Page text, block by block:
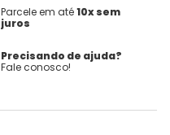
Parcele em até10x sem
juros
Precisando de ajuda?
Fale conosco!